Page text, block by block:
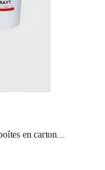
en carton